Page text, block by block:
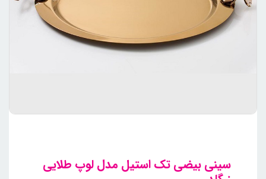
سینی بیضی تک استیل مدل لوپ طلایی